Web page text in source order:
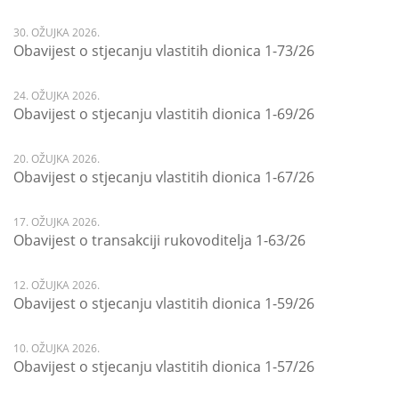
30. OŽUJKA 2026.
Obavijest o stjecanju vlastitih dionica 1-73/26
24. OŽUJKA 2026.
Obavijest o stjecanju vlastitih dionica 1-69/26
20. OŽUJKA 2026.
Obavijest o stjecanju vlastitih dionica 1-67/26
17. OŽUJKA 2026.
Obavijest o transakciji rukovoditelja 1-63/26
12. OŽUJKA 2026.
Obavijest o stjecanju vlastitih dionica 1-59/26
10. OŽUJKA 2026.
Obavijest o stjecanju vlastitih dionica 1-57/26